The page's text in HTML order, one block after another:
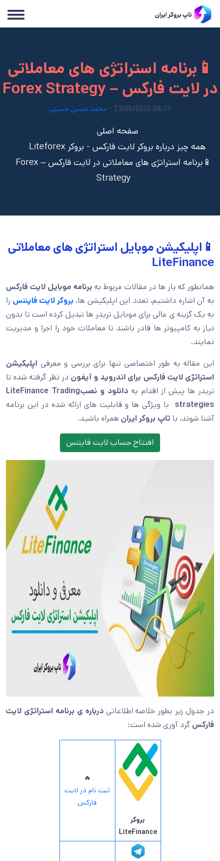
📱برنامه استراتژی های معاملاتی
در لایت فارکس – Forex Strategy
08:13 23/08/2023 - محمد حسین حسینی
صفحه اصلی
همه چیز درباره بروکر لایت فارکس - بروکر Liteforex
📱برنامه استراتژی های معاملاتی در لایت فارکس – Forex
Strategy
📱اپلیکیشن موبایل استراتژی های معاملاتی
LiteFinance
همانطور که بار ها در مقالات مربوط به برنامه موبایل لایت فارکس
به آن اشاره داشتیم، تعدد این اپلیکیشن ها، بروکر لایت فایننس را
به یک گزینه ی عالی برای موبایل تریدر ها تبدیل کرده است تا بدون
نیاز به کامپیوتر ها قادر باشند تا معاملات خود را اجرا و مدیریت
نمایند.
این مقاله به طور اختصاصی تنها برای بررسی و معرفی اپلیکیشن
استراتژی لایت فارکس برای اندروید و آیفون در نظر گرفته شده تا
تریدر ها پیش از اقدام به دانلود و نصب LiteFinance Trading
strategies با ویژگی ها و قابلیت های ارائه شده در این برنامه
آشنا شوند، با تاپ بروکر ایران همراه باشید.
افتتاح حساب لایت فایننس
در جدول زیر بطور خلاصه اطلاعاتیدرباره ی برنامه استراتژی لایت
فارکس گرد آوری شده است:
بروکر
LiteFinance
🔥
ثبت نام در لایت
فارکس